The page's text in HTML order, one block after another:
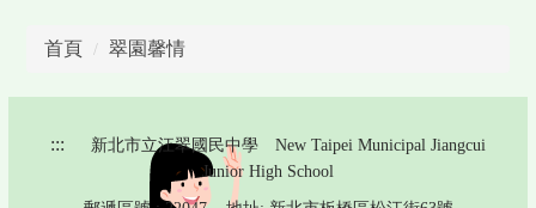
首頁 翠園馨情
::: 新北市立江翠國民中學 New Taipei Municipal Jiangcui
Junior High School